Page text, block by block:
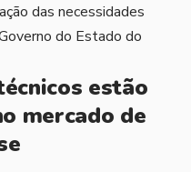
das necessidades
do Estado do
estão
mercado de